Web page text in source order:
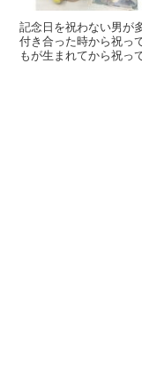
記念日を祝わない男が
付き合った時から祝っ
もが生まれてから祝っ